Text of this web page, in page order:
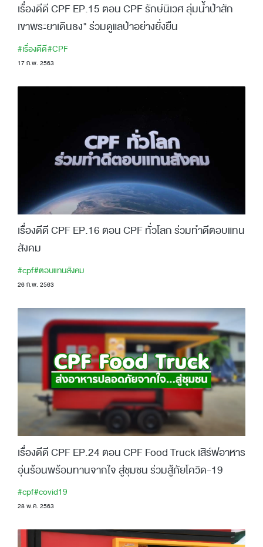
เรื่องดีดี CPF EP.15 ตอน CPF รักษ์นิเวศ ลุ่มน้ำป่าสัก
เขาพระยาเดินธง" ร่วมดูแลป่าอย่างยั่งยืน
#เรื่องดีดี#CPF
17 ก.พ. 2563
เรื่องดีดี CPF EP.16 ตอน CPF ทั่วโลก ร่วมทำดีตอบแทน
สังคม
#cpf#ตอบแทนสังคม
26 ก.พ. 2563
เรื่องดีดี CPF EP.24 ตอน CPF Food Truck เสิร์ฟอาหาร
อุ่นร้อนพร้อมทานจากใจ สู่ชุมชน ร่วมสู้ภัยโควิด-19
#cpf#covid19
28 พ.ค. 2563